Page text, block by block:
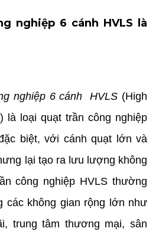
nghiệp 6 cánh HVLS là
nghiệp 6 cánh HVLS (High
là loại quạt trần công nghiệp
biệt, với cánh quạt lớn và
lại tạo ra lưu lượng không
công nghiệp HVLS thường
các không gian rộng lớn như
trung tâm thương mại, sân